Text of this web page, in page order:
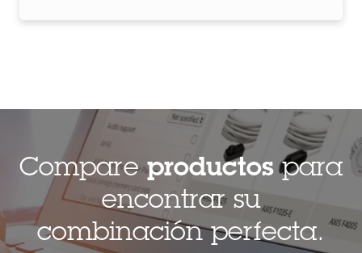
Compareproductospara
encontrar su
combinación perfecta.